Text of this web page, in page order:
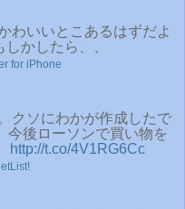
わいいとこあるはずだよ
かしたら、、
for iPhone
クソにわかが作成したで
今後ローソンで買い物を
http://t.co/4V1RG6Cc